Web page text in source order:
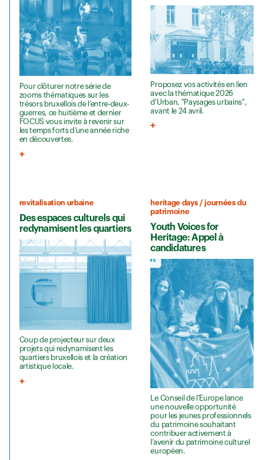
Pour clôturer notre série de
zooms thématiques sur les
trésors bruxellois de l’entre-deux-
guerres, ce huitième et dernier
FOCUS vous invite à revenir sur
les temps forts d’une année riche
en découvertes.
Proposez vos activités en lien
avec la thématique 2026
d'Urban, "Paysages urbains",
avant le 24 avril.
revitalisation urbaine
Des espaces culturels qui
redynamisent les quartiers
Coup de projecteur sur deux
projets qui redynamisent les
quartiers bruxellois et la création
artistique locale.
heritage days / journées du
patrimoine
Youth Voices for
Heritage: Appel à
candidatures
Le Conseil de l’Europe lance
une nouvelle opportunité
pour les jeunes professionnels
du patrimoine souhaitant
contribuer activement à
l’avenir du patrimoine culturel
européen.